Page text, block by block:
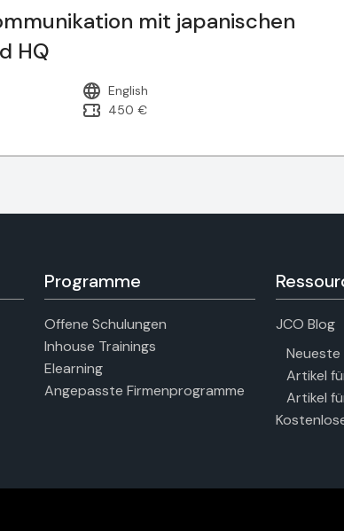
mit japanischen
HQ
English
450 €
Programme
Offene Schulungen
Inhouse Trainings
Elearning
Angepasste Firmenprogramme
JCO Blog
Neueste
Artikel
Artikel